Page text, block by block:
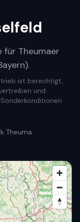
Theumaer
ist berechtigt,
und
Theuma